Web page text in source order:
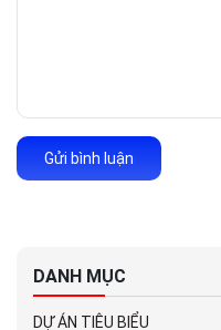
Gửi bình luận
DANH MỤC
DỰ ÁN TIÊU BIỂU